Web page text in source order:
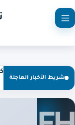
شريط الأخبار العاجلة